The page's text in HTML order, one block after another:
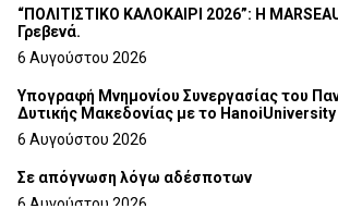
“ΠΟΛΙΤΙΣΤΙΚΟ ΚΑΛΟΚΑΙΡΙ 2026”: Η
Γρεβενά.
6 Αυγούστου 2026
Υπογραφή Μνημονίου Συνεργασίας του
Δυτικής Μακεδονίας με το HanoiUniversity
6 Αυγούστου 2026
Σε απόγνωση λόγω αδέσποτων
6 Αυγούστου 2026